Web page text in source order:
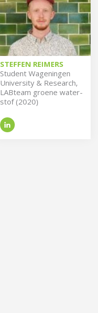
STEFFEN REIMERS
Stu­dent Wa­ge­nin­gen
Uni­ver­si­ty & Re­search,
LAB­team groe­ne wa­ter­
stof (2020)